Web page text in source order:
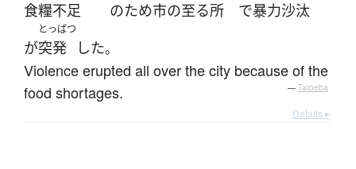
食糧不足 のため市の至る所 で暴力沙汰
が
とっぱつ
突発 した。
Violence erupted all over the city because of the
food shortages.
— Tatoeba
Details ▸